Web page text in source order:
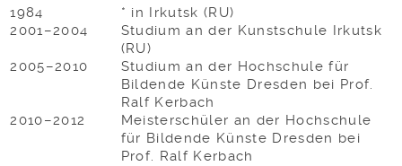
1984
* in Irkutsk (RU)
2001–2004
Studium an der Kunstschule Irkutsk
(RU)
2005–2010
Studium an der Hochschule für
Bildende Künste Dresden bei Prof.
Ralf Kerbach
2010–2012
Meisterschüler an der Hochschule
für Bildende Künste Dresden bei
Prof. Ralf Kerbach